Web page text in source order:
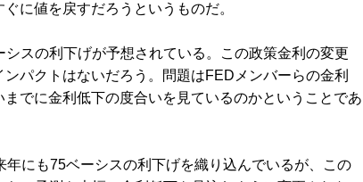
に値を戻すだろうというものだ。
スの利下げが予想されている。この政策金利の変更
パクトはないだろう。問題はFEDメンバーらの金利
でに金利低下の度合いを見ているのかということであ
にも75ベーシスの利下げを織り込んでいるが、この